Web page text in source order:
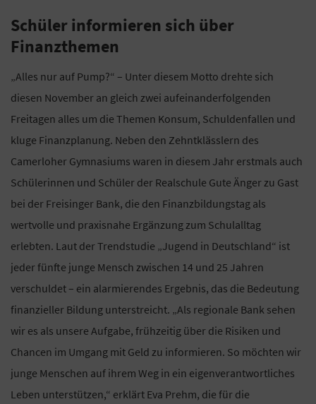
Schüler informieren sich über
Finanzthemen
„Alles nur auf Pump?“ – Unter diesem Motto drehte sich
diesen November an gleich zwei aufeinanderfolgenden
Freitagen alles um die Themen Konsum, Schuldenfallen und
kluge Finanzplanung. Neben den Zehntklässlern des
Camerloher Gymnasiums waren in diesem Jahr erstmals auch
Schülerinnen und Schüler der Realschule Gute Änger zu Gast
bei der Freisinger Bank, die den Finanzbildungstag als
wertvolle und praxisnahe Ergänzung zum Schulalltag
erlebten. Laut der Trendstudie „Jugend in Deutschland“ ist
jeder fünfte junge Mensch zwischen 14 und 25 Jahren
verschuldet – ein alarmierendes Ergebnis, das die Bedeutung
finanzieller Bildung unterstreicht. „Als regionale Bank sehen
wir es als unsere Aufgabe, frühzeitig über die Risiken und
Chancen im Umgang mit Geld zu informieren. So möchten wir
junge Menschen auf ihrem Weg in ein eigenverantwortliches
Leben unterstützen,“ erklärt Eva Prehm, die für die